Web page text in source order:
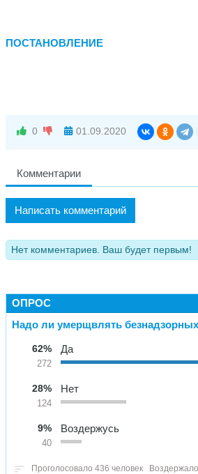
ПОСТАНОВЛЕНИЕ
0 01.09.2020
Комментарии
Написать комментарий
Нет комментариев. Ваш будет первым!
ОПРОС
Надо ли умерщвлять
62%
272
Да
28%
124
Нет
9%
40
Воздержусь
Проголосовало 436 человек